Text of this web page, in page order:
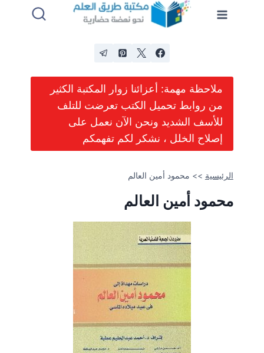
ملاحظة مهمة: أعزائنا زوار المكتبة الكثير
من روابط تحميل الكتب تعرضت للتلف
للأسف الشديد ونحن الآن نعمل على
إصلاح الخلل ، نشكر لكم تفهمكم
الرئيسية >> محمود أمين العالم
محمود أمين العالم